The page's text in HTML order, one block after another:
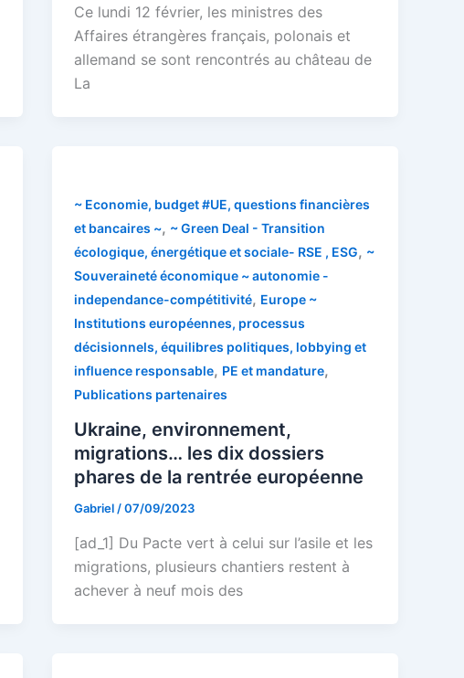
Ce lundi 12 février, les ministres des
Affaires étrangères français, polonais et
allemand se sont rencontrés au château de
La
~ Economie, budget #UE, questions financières
et bancaires ~, ~ Green Deal - Transition
écologique, énergétique et sociale- RSE , ESG, ~
Souveraineté économique ~ autonomie -
independance-compétitivité, Europe ~
Institutions européennes, processus
décisionnels, équilibres politiques, lobbying et
influence responsable, PE et mandature,
Publications partenaires
Ukraine, environnement,
migrations… les dix dossiers
phares de la rentrée européenne
Gabriel /07/09/2023
[ad_1] Du Pacte vert à celui sur l’asile et les
migrations, plusieurs chantiers restent à
achever à neuf mois des